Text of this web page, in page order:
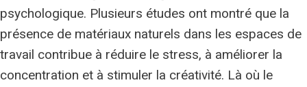
psychologique. Plusieurs études ont montré que la
présence de matériaux naturels dans les espaces de
travail contribue à réduire le stress, à améliorer la
concentration et à stimuler la créativité. Là où le